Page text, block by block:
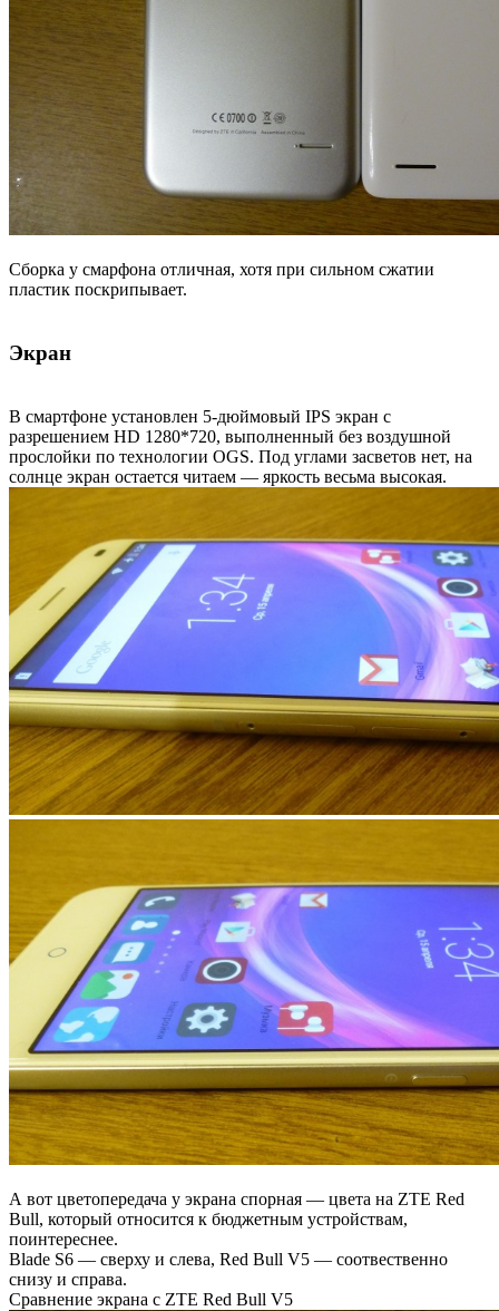
Сборка у смарфона отличная, хотя при сильном сжатии
пластик поскрипывает.
Экран
В смартфоне установлен 5-дюймовый IPS экран с
разрешением HD 1280*720, выполненный без воздушной
прослойки по технологии OGS. Под углами засветов нет, на
солнце экран остается читаем — яркость весьма высокая.
А вот цветопередача у экрана спорная — цвета на ZTE Red
Bull, который относится к бюджетным устройствам,
поинтереснее.
Blade S6 — сверху и слева, Red Bull V5 — соотвественно
снизу и справа.
Сравнение экрана с ZTE Red Bull V5